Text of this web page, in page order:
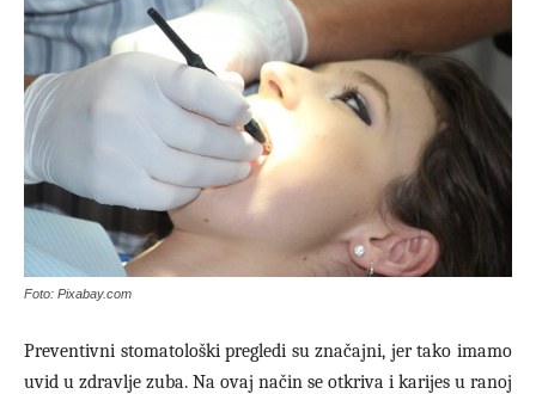
Foto: Pixabay.com
Preventivni stomatološki pregledi su značajni, jer tako imamo
uvid u zdravlje zuba. Na ovaj način se otkriva i karijes u ranoj